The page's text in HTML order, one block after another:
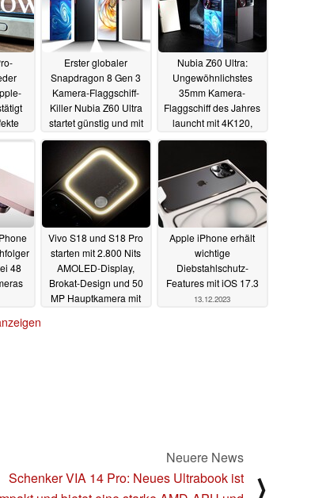
Erster globaler
Snapdragon 8 Gen 3
Kamera-Flaggschiff-
Killer Nubia Z60 Ultra
startet günstig und mit
Vorbesteller-Rabatt in
Europa19.12.2023
Nubia Z60 Ultra:
Ungewöhnlichstes
35mm Kamera-
Flaggschiff des Jahres
launcht mit 4K120,
UDC und Riesenakku
48
Vivo S18 und S18 Pro
starten mit 2.800 Nits
AMOLED-Display,
Brokat-Design und 50
MP Hauptkamera mit
Apple iPhone erhält
wichtige
Diebstahlschutz-
Features mit iOS 17.3
13.12.2023
Neuere News
Schenker VIA 14 Pro: Neues Ultrabook ist
⟩